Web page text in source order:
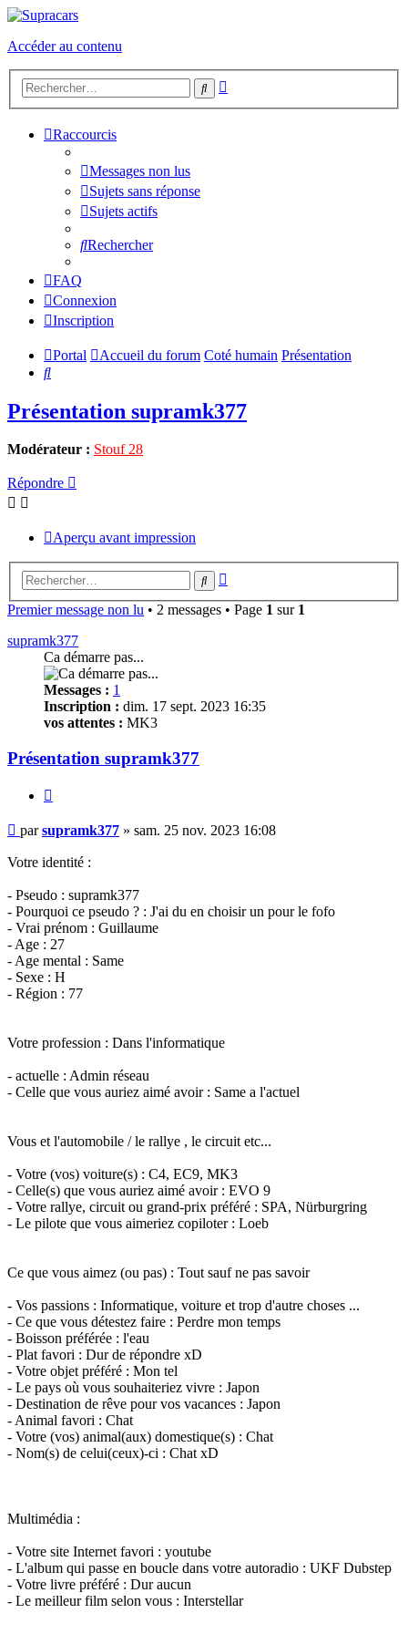
Accéder au contenu
Rechercher
Raccourcis
Messages non lus
Sujets sans réponse
Sujets actifs
Rechercher
FAQ
Connexion
Inscription
Portal Accueil du forum Coté humain Présentation
Rechercher
Présentation supramk377
Modérateur : Stouf 28
Répondre
Aperçu avant impression
Rechercher
Premier message non lu • 2 messages • Page 1 sur 1
supramk377
Ca démarre pas...
Messages : 1
Inscription : dim. 17 sept. 2023 16:35
vos attentes : MK3
Présentation supramk377
Message
non
lu
parsupramk377 » sam. 25 nov. 2023 16:08
Votre identité :
- Pseudo : supramk377
- Pourquoi ce pseudo ? : J'ai du en choisir un pour le fofo
- Vrai prénom : Guillaume
- Age : 27
- Age mental : Same
- Sexe : H
- Région : 77
Votre profession : Dans l'informatique
- actuelle : Admin réseau
- Celle que vous auriez aimé avoir : Same a l'actuel
Vous et l'automobile / le rallye , le circuit etc...
- Votre (vos) voiture(s) : C4, EC9, MK3
- Celle(s) que vous auriez aimé avoir : EVO 9
- Votre rallye, circuit ou grand-prix préféré : SPA, Nürburgring
- Le pilote que vous aimeriez copiloter : Loeb
Ce que vous aimez (ou pas) : Tout sauf ne pas savoir
- Vos passions : Informatique, voiture et trop d'autre choses ...
- Ce que vous détestez faire : Perdre mon temps
- Boisson préférée : l'eau
- Plat favori : Dur de répondre xD
- Votre objet préféré : Mon tel
- Le pays où vous souhaiteriez vivre : Japon
- Destination de rêve pour vos vacances : Japon
- Animal favori : Chat
- Votre (vos) animal(aux) domestique(s) : Chat
- Nom(s) de celui(ceux)-ci : Chat xD
Multimédia :
- Votre site Internet favori : youtube
- L'album qui passe en boucle dans votre autoradio : UKF Dubstep
- Votre livre préféré : Dur aucun
- Le meilleur film selon vous : Interstellar